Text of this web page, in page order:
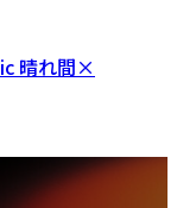
晴れ間×